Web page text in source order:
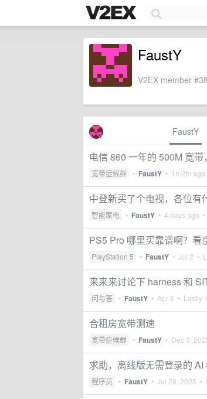
FaustY
V2EX member
FaustY
电信 860 一年的 500M 宽
宽带症候群 • FaustY • 1h 2m ago
中登新买了个电视，各位有
智能家电 • FaustY • 4 days ago
PS5 Pro 哪里买靠谱啊？看
PlayStation 5 • FaustY • Jul 2 •
来来来讨论下 harness 和
问与答 • FaustY • Apr 3 • Lastly
合租房宽带测速
宽带症候群 • FaustY • Dec 3,
求助，离线版无需登录的 AI
程序员 • FaustY • Jul 28, 2025 •